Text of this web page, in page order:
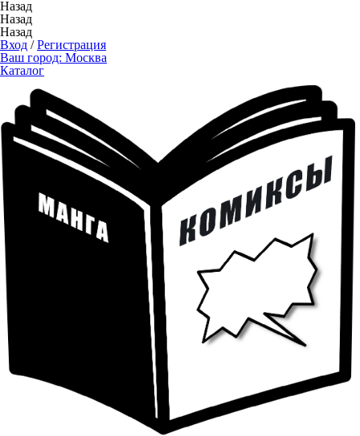
Назад
Назад
Назад
Вход /Регистрация
Ваш город: Москва
Каталог